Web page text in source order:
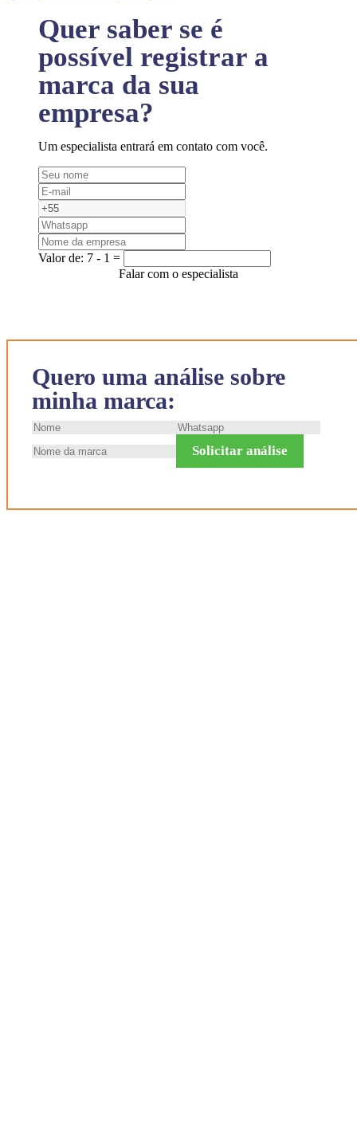
Quero uma análise sobre
minha marca:
Solicitar análise
Quer saber se é
possível registrar a
marca da sua
empresa?
Um especialista entrará em contato com você.
Valor de: 7 - 1 =
Falar com o especialista